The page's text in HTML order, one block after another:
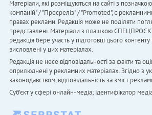
Матеріали, які розміщуються на сайті з
компаній" / "Пресреліз" / "Promoted", є
правах реклами. Редакція може не поділяти
представлені. Матеріали з плашкою
редакція бере участь у підготовці цього
висловлені у цих матеріалах.
Редакція не несе відповідальності за факти та
оприлюднені у рекламних матеріалах. Згідно з
законодавством, відповідальність за зміст
Cуб'єкт у сфері онлайн-медіа; ідентифікатор